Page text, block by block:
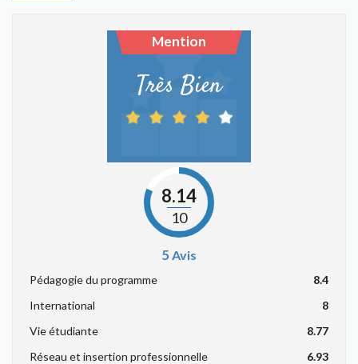
Mention
Très Bien
8.14
10
5Avis
Pédagogie du programme
8.4
International
8
Vie étudiante
8.77
Réseau et insertion professionnelle
6.93